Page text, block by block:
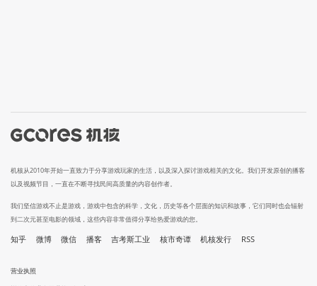
机核从2010年开始一直致力于分享游戏玩家的生活，以及深入探讨游戏相关的文化。我们开发原创的播客
以及视频节目，一直在不断寻找民间高质量的内容创作者。
我们坚信游戏不止是游戏，游戏中包含的科学，文化，历史等各个层面的知识和故事，它们同时也会辐射
到二次元甚至电影的领域，这些内容非常值得分享给热爱游戏的您。
知乎 微博 微信 播客 吉考斯工业 核市奇谭 机核发行 RSS
营业执照